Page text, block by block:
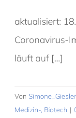
aktualisiert:
Coronavirus-
läuft auf [...]
Von Simone_Giesler
Medizin-, Biotech |